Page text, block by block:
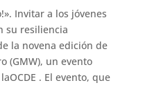
Invitar a los jóvenes
su resiliencia
la novena edición de
(GMW), un evento
. El evento, que